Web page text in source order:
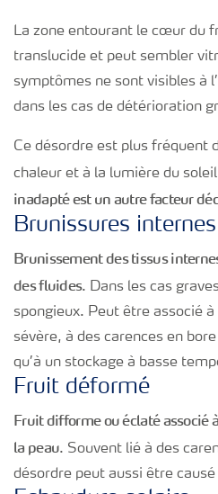
La zone entourant le cœur du
translucide et peut sembler
symptômes ne sont visibles à
dans les cas de détérioration
Ce désordre est plus fréquent
chaleur et à la lumière du
inadapté est un autre facteur
Brunissures internes
Brunissement des tissus
des fluides. Dans les cas
spongieux. Peut être associé
sévère, à des carences en
qu’à un stockage à basse
Fruit déformé
Fruit difforme ou éclaté associé
la peau. Souvent lié à des
désordre peut aussi être